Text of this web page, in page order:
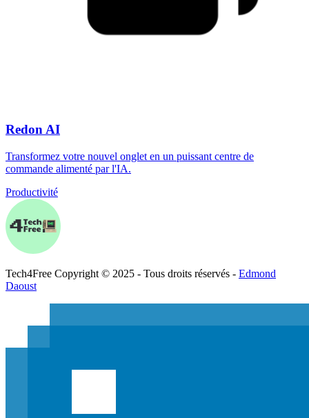
Redon AI
Transformez votre nouvel onglet en un puissant centre de
commande alimenté par l'IA.
Productivité
Tech4Free Copyright © 2025 - Tous droits réservés - Edmond
Daoust